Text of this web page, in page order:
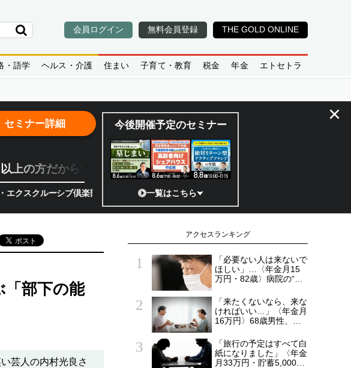
会員ログイン 無料会員登録 THE GOLD ONLINE
・語学 ヘルス・介護 住まい 子育て・教育 税金 年金 エトセトラ
上の方だからできる活用法
シブ倶楽部」主催セミナー／インフレリスクを考慮した資産保全が必要な理由／オルカ
セミナー詳細 今後開催予定のセミナー
一覧はこちら
×
「部下の能
芸人の内村光良さ
アクセスランキング
「必要ない人は来ないで
ほしい」…〈年金月15
万円・82歳〉病院の“常
られた20代会社員の本
音。それでも通い続ける
理由
「来たくないなら、来な
ければいい…」〈年金月
16万円〉68歳男性、家
ずが、夫婦2人寂しく食
卓を囲むワケ
「旅行の予定はすべて白
紙になりました」〈年金
月33万円・貯蓄5,000万